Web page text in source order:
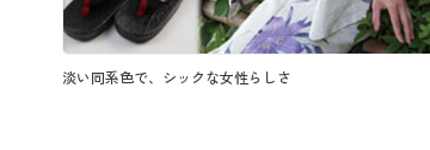
淡い同系色で、シックな女性らしさ